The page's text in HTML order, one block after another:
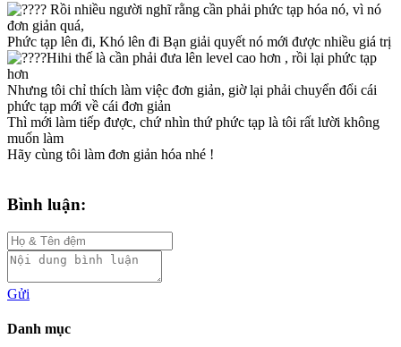
Rồi nhiều người nghĩ rằng cần phải phức tạp hóa nó, vì nó
đơn giản quá,
Phức tạp lên đi, Khó lên đi Bạn giải quyết nó mới được nhiều giá trị
Hihi thế là cần phải đưa lên level cao hơn , rồi lại phức tạp
hơn
Nhưng tôi chỉ thích làm việc đơn giản, giờ lại phải chuyển đổi cái
phức tạp mới về cái đơn giản
Thì mới làm tiếp được, chứ nhìn thứ phức tạp là tôi rất lười không
muốn làm
Hãy cùng tôi làm đơn giản hóa nhé !
Bình luận:
Gửi
Danh mục